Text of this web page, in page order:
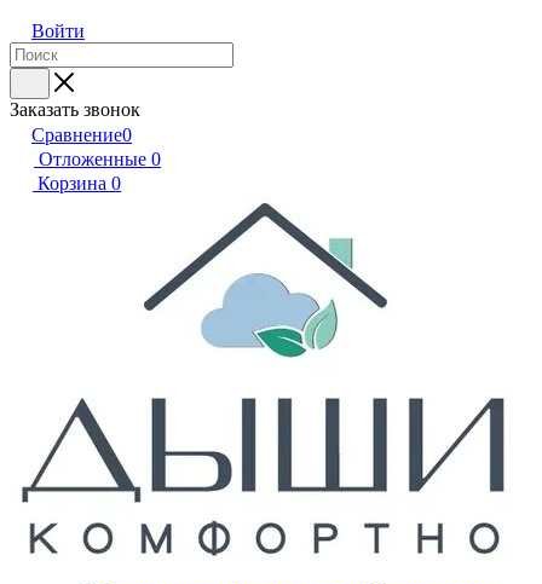
Войти
Заказать звонок
Сравнение0
Отложенные 0
Корзина 0